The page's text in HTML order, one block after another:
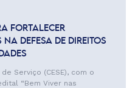
FORTALECER
DEFESA DE DIREITOS
Serviço (CESE), com o
“Bem Viver nas